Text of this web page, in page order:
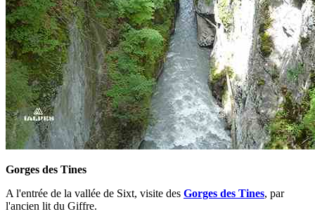
Gorges des Tines
A l'entrée de la vallée de Sixt, visite des Gorges des Tines, par
l'ancien lit du Giffre.